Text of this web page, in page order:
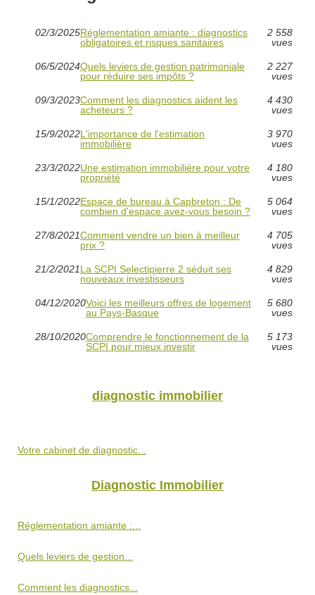
02/3/2025Réglementation amiante : diagnostics
obligatoires et risques sanitaires
2 558
vues
06/5/2024Quels leviers de gestion patrimoniale
pour réduire ses impôts ?
2 227
vues
09/3/2023Comment les diagnostics aident les
acheteurs ?
4 430
vues
15/9/2022L'importance de l'estimation
immobilière
3 970
vues
23/3/2022Une estimation immobilière pour votre
propriété
4 180
vues
15/1/2022Espace de bureau à Capbreton : De
combien d'espace avez-vous besoin ?
5 064
vues
27/8/2021Comment vendre un bien à meilleur
prix ?
4 705
vues
21/2/2021La SCPI Selectipierre 2 séduit ses
nouveaux investisseurs
4 829
vues
04/12/2020Voici les meilleurs offres de logement
au Pays-Basque
5 680
vues
28/10/2020Comprendre le fonctionnement de la
SCPI pour mieux investir
5 173
vues
diagnostic immobilier
Votre cabinet de diagnostic...
Diagnostic Immobilier
Réglementation amiante :...
Quels leviers de gestion...
Comment les diagnostics...